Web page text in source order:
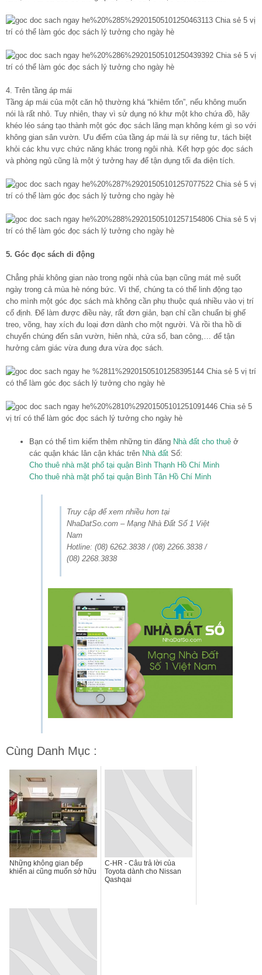
4. Trên tầng áp mái
Tầng áp mái của một căn hộ thường khá “khiêm tốn”, nếu không muốn
nói là rất nhỏ. Tuy nhiên, thay vì sử dụng nó khư một kho chứa đồ, hãy
khéo léo sáng tạo thành một góc đọc sách lãng mạn không kém gì so với
không gian sân vườn. Ưu điểm của tầng áp mái là sự riêng tư, tách biệt
khỏi các khu vực chức năng khác trong ngôi nhà. Kết hợp góc đọc sách
và phòng ngủ cũng là một ý tưởng hay để tận dụng tối đa diện tích.
5. Góc đọc sách di động
Chẳng phải không gian nào trong ngôi nhà của bạn cũng mát mẻ suốt
ngày trong cả mùa hè nóng bức. Vì thế, chúng ta có thể linh động tạo
cho mình một góc đọc sách mà không cần phụ thuộc quá nhiều vào vị trí
cố định. Để làm được điều này, rất đơn giản, bạn chỉ cần chuẩn bị ghế
treo, võng, hay xích đu loại đơn dành cho một người. Và rồi tha hồ di
chuyển chúng đến sân vườn, hiên nhà, cửa sổ, ban công,… để tận
hưởng cảm giác vừa đung đưa vừa đọc sách.
Bạn có thể tìm kiếm thêm những tin đăng Nhà đất cho thuê ở
các quận khác lân cận khác trên Nhà đất Số:
Cho thuê nhà mặt phố tại quận Bình Thạnh Hồ Chí Minh
Cho thuê nhà mặt phố tại quận Bình Tân Hồ Chí Minh
Truy cập để xem nhiều hơn tại
NhaDatSo.com – Mạng Nhà Đất Số 1 Việt
Nam
Hotline: (08) 6262.3838 / (08) 2266.3838 /
(08) 2268.3838
Cùng Danh Mục :
Những không gian bếp
khiến ai cũng muốn sở hữu
C-HR - Câu trả lời của
Toyota dành cho Nissan
Qashqai